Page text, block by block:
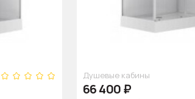
Душевые кабины
66 400₽